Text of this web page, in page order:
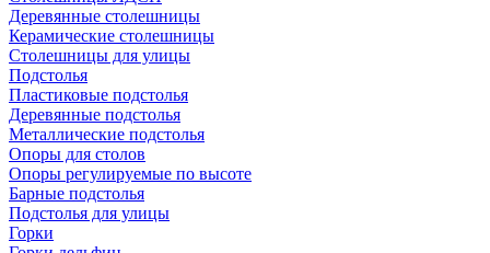
Деревянные столешницы
Керамические столешницы
Столешницы для улицы
Подстолья
Пластиковые подстолья
Деревянные подстолья
Металлические подстолья
Опоры для столов
Опоры регулируемые по высоте
Барные подстолья
Подстолья для улицы
Горки